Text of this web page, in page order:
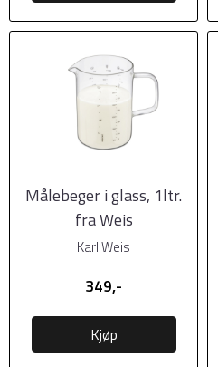
Målebeger i glass, 1ltr.
fra Weis
Karl Weis
349,-
Kjøp